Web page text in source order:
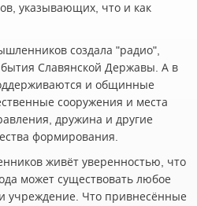
указывающих, что и как
создала "радио",
Славянской Державы. А в
и общинные
сооружения и места
дружина и другие
формирования.
живёт уверенностью, что
может существовать любое
учреждение. Что привнесённые